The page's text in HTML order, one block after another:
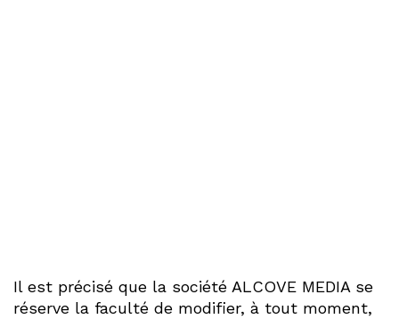
Il est précisé que la société ALCOVE MEDIA se
réserve la faculté de modifier, à tout moment,